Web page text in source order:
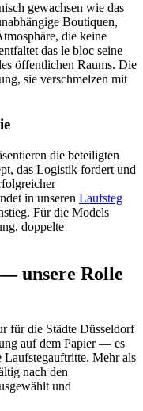
gewachsen wie das
Boutiquen,
die keine
das le bloc seine
öffentlichen Raums. Die
sie verschmelzen mit
die beteiligten
das Logistik fordert und
in unseren Laufsteg
Für die Models
doppelte
unsere Rolle
für die Städte Düsseldorf
auf dem Papier — es
Laufstegauftritte. Mehr als
nach den
und